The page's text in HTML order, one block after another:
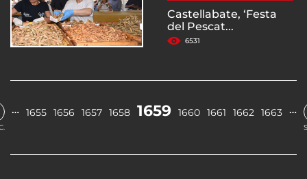
Castellabate, ‘Festa
del Pescat...
6531
… 1655 1656 1657 1658 1659 1660 1661 1662 1663 …